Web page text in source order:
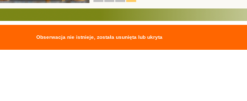
Obserwacja nie istnieje, została usunięta lub ukryta